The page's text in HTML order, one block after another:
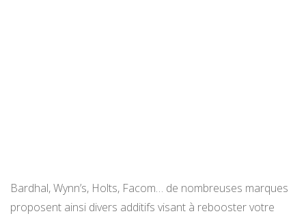
Bardhal, Wynn’s, Holts, Facom… de nombreuses marques
proposent ainsi divers additifs visant à rebooster votre